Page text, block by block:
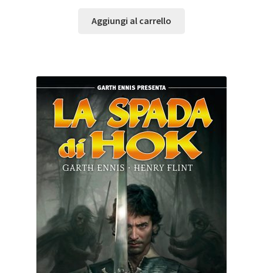
Aggiungi al carrello